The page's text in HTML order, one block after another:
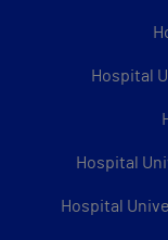
Hospital
Hospital
Hospital